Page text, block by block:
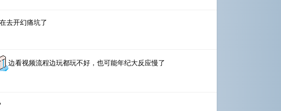
去开幻痛坑了
边看视频流程边玩都玩不好，也可能年纪大反应慢了